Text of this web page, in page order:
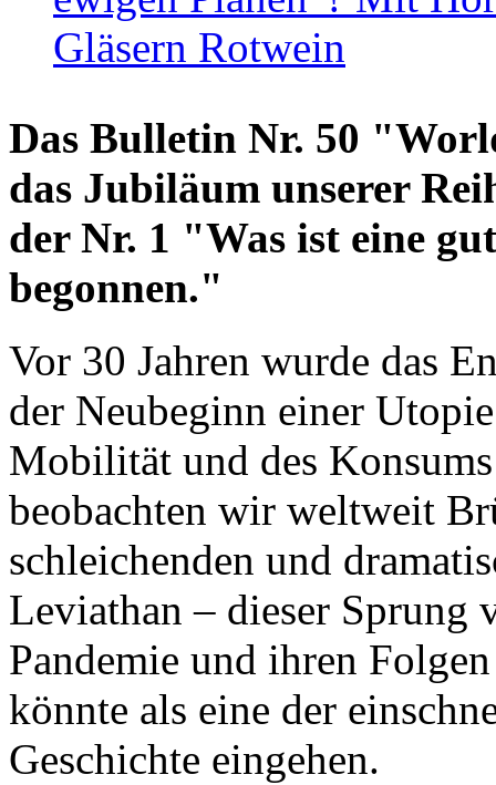
Gläsern Rotwein
Das Bulletin Nr. 50
das Jubiläum unserer
der Nr. 1 "Was ist eine
begonnen."
Vor 30 Jahren wurde das
der Neubeginn einer
Mobilität und des
beobachten wir weltweit
schleichenden und
Leviathan – dieser Sprung
Pandemie und ihren
könnte als eine der
Geschichte eingehen.